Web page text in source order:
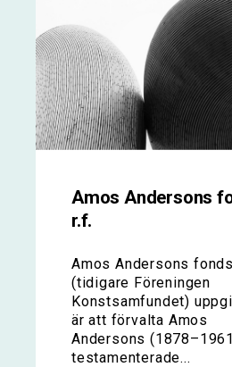
Amos Andersons
r.f.
Amos Andersons fonds
(tidigare Föreningen
Konstsamfundet)
är att förvalta Amos
Andersons
testamenterade...